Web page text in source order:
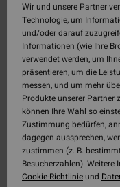
Wir und unsere Partner
Technologie, um
und/oder darauf
Informationen (wie Ihre
verwendet werden, um
präsentieren, um die
messen, und um mehr
Produkte unserer Partner
können Ihre Wahl so
Zustimmung bedürfen,
dagegen aussprechen,
zustimmen (z. B.
Besucherzahlen).
Cookie-Richtlinieund